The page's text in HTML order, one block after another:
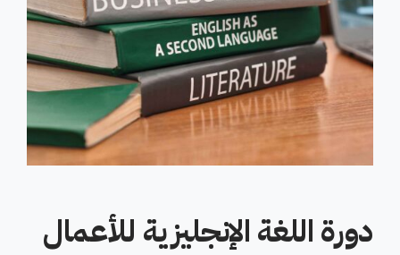
دورة اللغة الإنجليزية للأعمال